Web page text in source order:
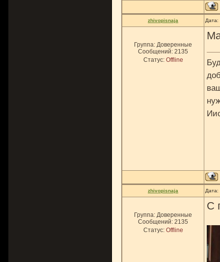
zhivopisnaja
Группа: Доверенные
Сообщений: 2135
Статус: Offline
zhivopisnaja Дата:
Группа: Доверенные
Сообщений: 2135
Статус: Offline
С